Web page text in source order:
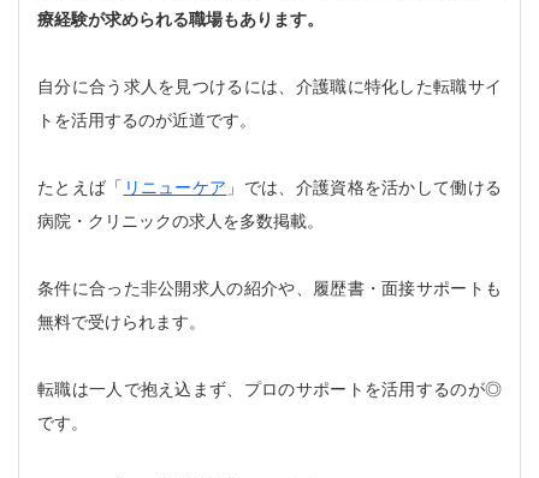
療経験が求められる職場もあります。
自分に合う求人を見つけるには、介護職に特化した転職サイ
トを活用するのが近道です。
たとえば「 リニューケア 」では、介護資格を活かして働ける
病院・クリニックの求人を多数掲載。
条件に合った非公開求人の紹介や、履歴書・面接サポートも
無料で受けられます。
転職は一人で抱え込まず、プロのサポートを活用するのが◎
です。